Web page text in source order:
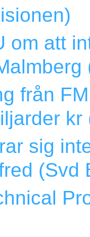
om att
från
kr
sig
(Svd